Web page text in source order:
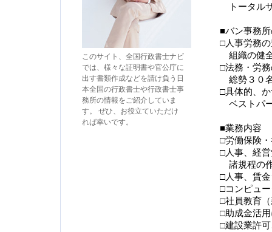
トータル
■バン事務
□人事労務
組織の健
□法務・労
総勢３０
□具体的、
ベストパ
■業務内容
□労働保険
□人事、経
諸規程の
□人事、賃
□コンピュ
□社員教育
□助成金活
□建設業許
このサイト、全国行政書士ナビ
では、様々な証明書や官公庁に
出す書類作成などを請け負う日
本全国の行政書士や行政書士事
務所の情報をご紹介していま
す。 ぜひ、お役立ていただけ
れば幸いです。